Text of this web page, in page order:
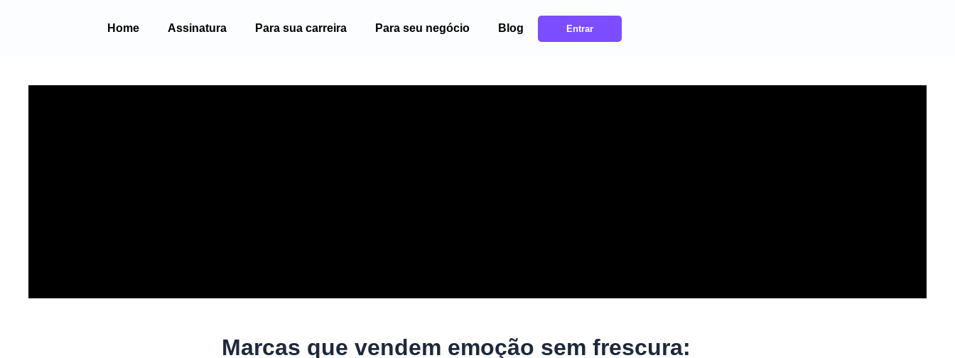
Home Assinatura Para sua carreira Para seu negócio Blog Entrar
Marcas que vendem emoção sem frescura: